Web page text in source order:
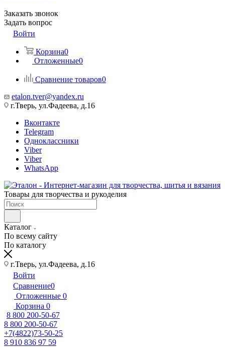
Заказать звонок
Задать вопрос
Войти
Корзина0
Отложенные0
Сравнение товаров0
etalon.tver@yandex.ru
г.Тверь, ул.Фадеева, д.16
Вконтакте
Telegram
Одноклассники
Viber
Viber
WhatsApp
Товары для творчества и рукоделия
Каталог
По всему сайту
По каталогу
г.Тверь, ул.Фадеева, д.16
Войти
Сравнение0
Отложенные 0
Корзина 0
8 800 200-50-67
8 800 200-50-67
+7(4822)73-50-25
8 910 836 97 59